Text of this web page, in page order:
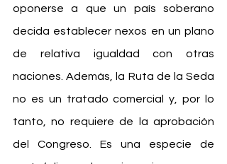
oponerse a que un país soberano
decida establecer nexos en un plano
de relativa igualdad con otras
naciones. Además, la Ruta de la Seda
no es un tratado comercial y, por lo
tanto, no requiere de la aprobación
del Congreso. Es una especie de